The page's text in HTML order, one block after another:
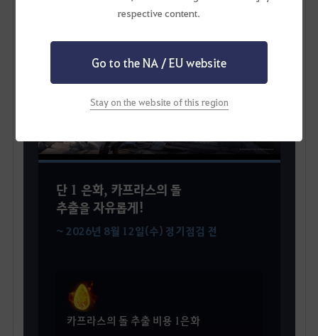
respective content.
Go to the NA / EU website
Stay on the website of this region
HOT
단 1 은화, 카프라스의 돌
추출을 자유롭게!
~ 2026년 8월 12일(수) 정기점검 전
카프라스의 돌 추출 비용 1은화